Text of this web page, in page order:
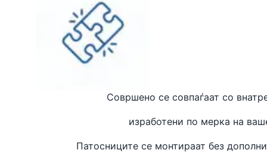
Совршено се совпаѓаат со
изработени по мерка на
Патосниците се монтираат без